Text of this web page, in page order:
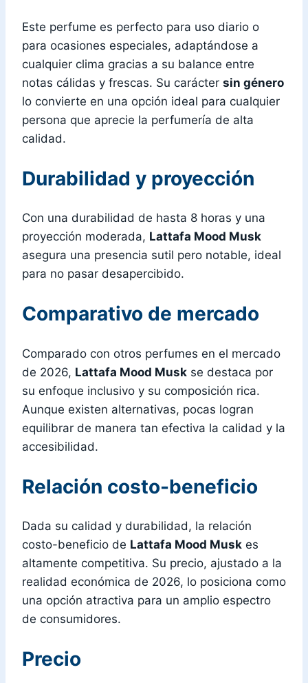
Este perfume es perfecto para uso diario o
para ocasiones especiales, adaptándose a
cualquier clima gracias a su balance entre
notas cálidas y frescas. Su carácter sin género
lo convierte en una opción ideal para cualquier
persona que aprecie la perfumería de alta
calidad.
Durabilidad y proyección
Con una durabilidad de hasta 8 horas y una
proyección moderada, Lattafa Mood Musk
asegura una presencia sutil pero notable, ideal
para no pasar desapercibido.
Comparativo de mercado
Comparado con otros perfumes en el mercado
de 2026, Lattafa Mood Musk se destaca por
su enfoque inclusivo y su composición rica.
Aunque existen alternativas, pocas logran
equilibrar de manera tan efectiva la calidad y la
accesibilidad.
Relación costo-beneficio
Dada su calidad y durabilidad, la relación
costo-beneficio de Lattafa Mood Musk es
altamente competitiva. Su precio, ajustado a la
realidad económica de 2026, lo posiciona como
una opción atractiva para un amplio espectro
de consumidores.
Precio